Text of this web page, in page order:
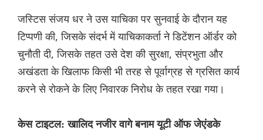
जस्टिस संजय धर ने उस याचिका पर सुनवाई के दौरान यह
टिप्पणी की, जिसके संदर्भ में याचिकाकर्ता ने डिटेंशन ऑर्डर को
चुनौती दी, जिसके तहत उसे देश की सुरक्षा, संप्रभुता और
अखंडता के खिलाफ किसी भी तरह से पूर्वाग्रह से ग्रसित कार्य
करने से रोकने के लिए निवारक निरोध के तहत रखा गया।
केस टाइटल: खालिद नजीर वागे बनाम यूटी ऑफ जेएंडके